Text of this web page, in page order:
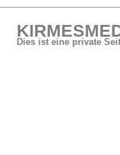
Dies ist eine private